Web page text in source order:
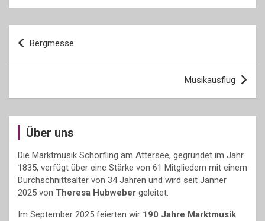
Beitragsnavigation
Bergmesse
Musikausflug
Über uns
Die Marktmusik Schörfling am Attersee, gegründet im Jahr
1835, verfügt über eine Stärke von 61 Mitgliedern mit einem
Durchschnittsalter von 34 Jahren und wird seit Jänner
2025 von Theresa Hubweber geleitet.
Im September 2025 feierten wir 190 Jahre Marktmusik